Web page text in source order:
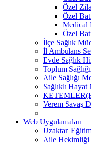
Özel
Özel
Medical
Özel
İlçe Sağlık
İl Ambulans
Evde Sağlık
Toplum
Aile Sağlığı
Sağlıklı
Verem Savaş
Web Uygulamaları
Uzaktan Eğitim
Aile Hekimliği